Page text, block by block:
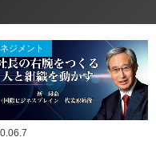
ジメント